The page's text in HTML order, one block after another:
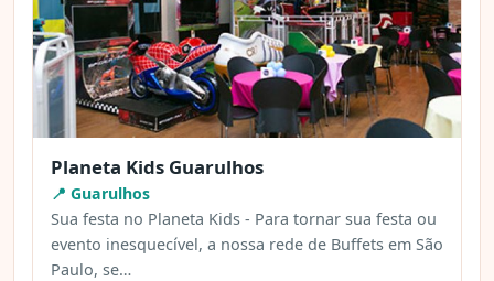
Planeta Kids Guarulhos
📍 Guarulhos
Sua festa no Planeta Kids - Para tornar sua festa ou
evento inesquecível, a nossa rede de Buffets em São
Paulo, se…